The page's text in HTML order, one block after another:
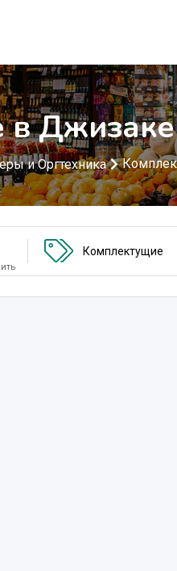
в Джизаке
и Оргтехника
Комплектущие